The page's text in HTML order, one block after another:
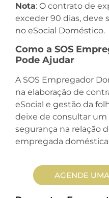
Nota: O contrato de
exceder 90 dias, deve
no eSocial Doméstico.
Como a SOS
Pode Ajudar
A SOS Empregador
na elaboração de
eSocial e gestão da
deixe de consultar um
segurança na relação
empregada
AGENDE